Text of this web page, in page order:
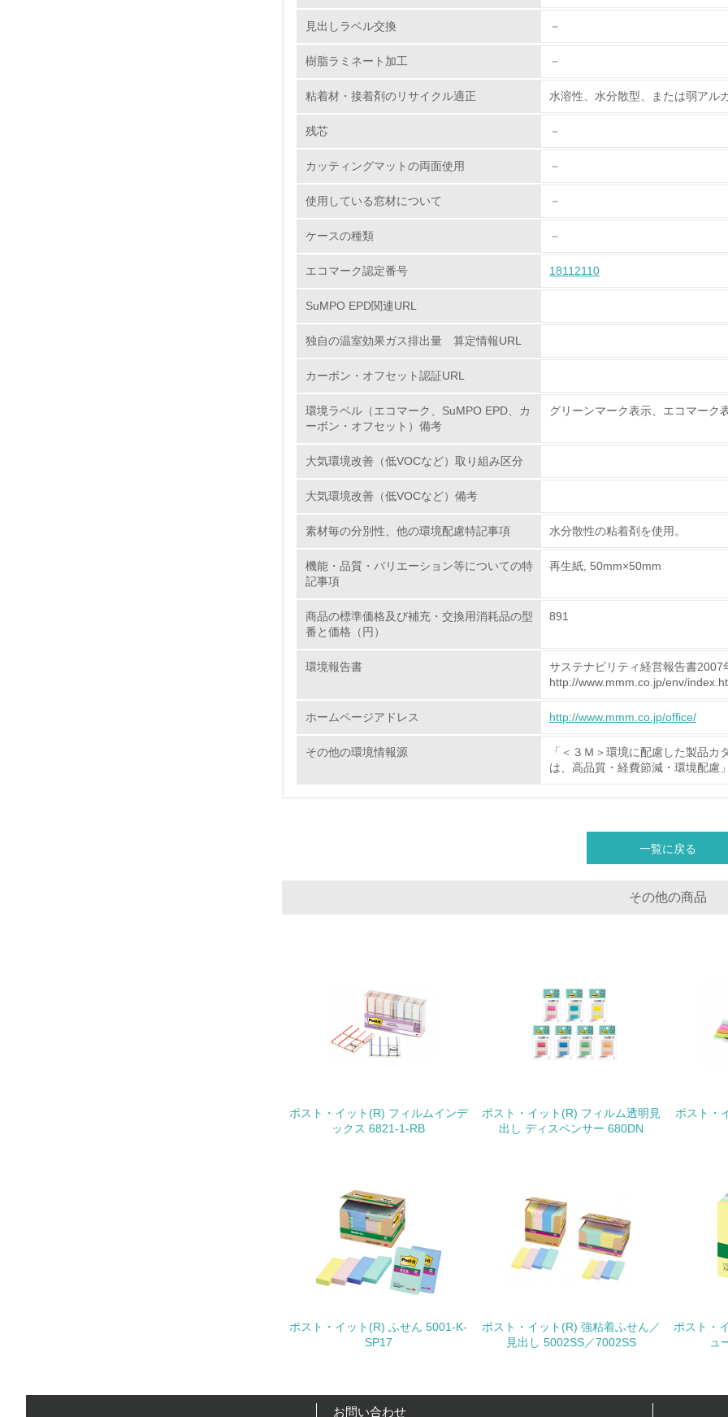
8. 第三者認証を取得している
9. <L1> 資源（投入原料、水等）とエネルギー（電力、重油、ガ
10. <L2> 資源とエネルギーの使用量の把握をし、具体的な削減目標
15.
16. <L2> 環境負荷ができるだけ小さい物流を行っている
化学物質
非該当（化学物質を使用していない）
<L2> 化学物質の使用量及び外部への排出量を把握し、具体的な
21.
<L1> 「生物多様性保全」に関する取り組み（例：森林保全活
購入、原材料のトレーサビリティの確認等）を行っている
No.
23. <L1> 「人権・労働等」に関する方針、規定等を持っている
<L1> 「公正・適正な取引」に関する方針、規定等を持っている
25. <L1> 「情報セキュリティ」に関する方針、規定等を持っている
No.
見出しラベル交換 －
樹脂ラミネート加工 －
粘着材・接着剤のリサイクル適正 水溶性、水分散型、または弱アル
残芯 －
カッティングマットの両面使用 －
使用している窓材について －
ケースの種類 －
エコマーク認定番号 18112110
SuMPO EPD関連URL
独自の温室効果ガス排出量 算定情報URL
カーボン・オフセット認証URL
環境ラベル（エコマーク、SuMPO EPD、カ
ーボン・オフセット）備考
グリーンマーク表示、エコマーク
大気環境改善（低VOCなど）取り組み区分
大気環境改善（低VOCなど）備考
素材毎の分別性、他の環境配慮特記事項 水分散性の粘着剤を使用。
機能・品質・バリエーション等についての特
記事項
再生紙, 50mm×50mm
商品の標準価格及び補充・交換用消耗品の型
番と価格（円）
891
環境報告書
サステナビリティ経営報告書2007
http://www.mmm.co.jp/env/
ホームページアドレス http://www.mmm.co.jp/office/
その他の環境情報源
「＜３Ｍ＞環境に配慮した製品
は、高品質・経費節減・環境配慮」
一覧に戻る
その他の商品
ポスト・イット(R) フィルムインデ
ックス 6821-1-RB
ポスト・イット(R) フィルム透明見
出し ディスペンサー 680DN
ポスト・
ポスト・イット(R) ふせん 5001-K-
SP17
ポスト・イット(R) 強粘着ふせん／
見出し 5002SS／7002SS
ポスト・
ュ
お問い合わせ